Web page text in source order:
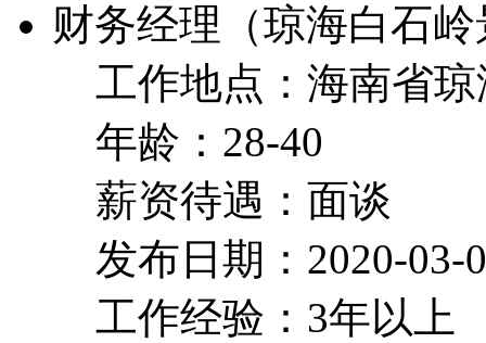
财务经理（琼海白石
工作地点：海南省
年龄：28-40
薪资待遇：面谈
发布日期：2020-03-
工作经验：3年以上